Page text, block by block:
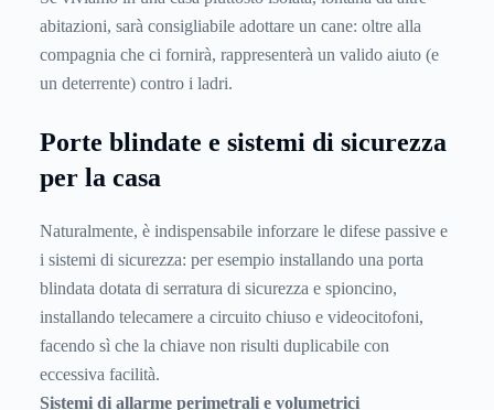
abitazioni, sarà consigliabile adottare un cane: oltre alla
compagnia che ci fornirà, rappresenterà un valido aiuto (e
un deterrente) contro i ladri.
Porte blindate e sistemi di sicurezza
per la casa
Naturalmente, è indispensabile inforzare le difese passive e
i sistemi di sicurezza: per esempio installando una porta
blindata dotata di serratura di sicurezza e spioncino,
installando telecamere a circuito chiuso e videocitofoni,
facendo sì che la chiave non risulti duplicabile con
eccessiva facilità.
Sistemi di allarme perimetrali e volumetrici